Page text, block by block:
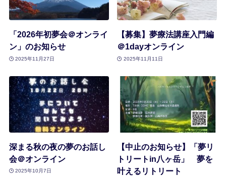
「2026年初夢会＠オンライ
ン」のお知らせ
2025年11月27日
【募集】夢療法講座入門編
＠1dayオンライン
2025年11月11日
深まる秋の夜の夢のお話し
会＠オンライン
2025年10月7日
【中止のお知らせ】「夢リ
トリートin八ヶ岳」 夢を
叶えるリトリート